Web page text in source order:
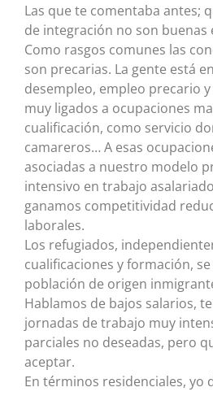
Las que te comentaba antes;
de integración no son buenas
Como rasgos comunes las
son precarias. La gente está
desempleo, empleo precario
muy ligados a ocupaciones
cualificación, como servicio
camareros… A esas
asociadas a nuestro modelo
intensivo en trabajo
ganamos competitividad
laborales.
Los refugiados,
cualificaciones y formación,
población de origen
Hablamos de bajos salarios,
jornadas de trabajo muy
parciales no deseadas, pero
aceptar.
En términos residenciales, yo